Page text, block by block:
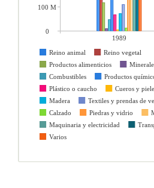
1989
Reino animal
Reino vegetal
Productos alimenticios
Combustibles
Productos
Plástico o caucho
Cueros y
Madera
Textiles y prendas de
Calzado
Piedras y vidrio
Maquinaria y electricidad
Varios
100 M
0